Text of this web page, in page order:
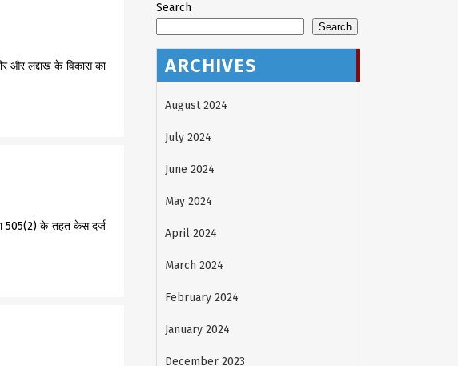
और लद्दाख के विकास का
505(2) के तहत केस दर्ज
Search
Search
ARCHIVES
August 2024
July 2024
June 2024
May 2024
April 2024
March 2024
February 2024
January 2024
December 2023